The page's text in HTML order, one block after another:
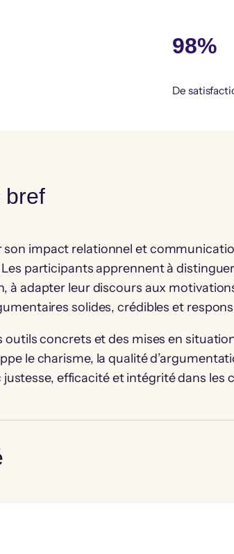
98%
De
bref
impact relationnel et
participants apprennent à distinguer
à adapter leur discours aux
solides, crédibles et
concrets et des mises en
le charisme, la qualité
justesse, efficacité et intégrité dans les